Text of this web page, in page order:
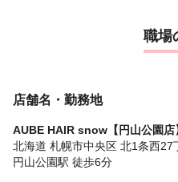
職場
店舗名・勤務地
AUBE HAIR snow【円山公園店
北海道 札幌市中央区 北1条西
円山公園駅 徒歩6分